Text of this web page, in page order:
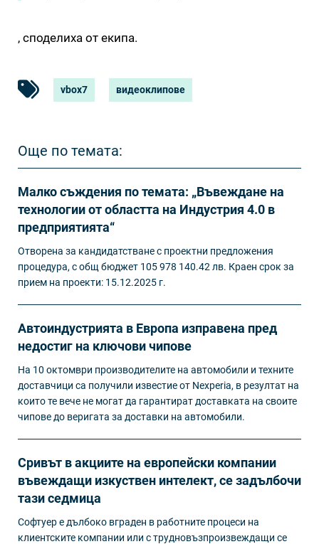
, споделиха от екипа.
vbox7 видеоклипове
Още по темата:
Малко съждения по темата: „Въвеждане на
технологии от областта на Индустрия 4.0 в
предприятията“
Отворена за кандидатстване с проектни предложения
процедура, с общ бюджет 105 978 140.42 лв. Краен срок за
прием на проекти: 15.12.2025 г.
Автоиндустрията в Европа изправена пред
недостиг на ключови чипове
На 10 октомври производителите на автомобили и техните
доставчици са получили известие от Nexperia, в резултат на
които те вече не могат да гарантират доставката на своите
чипове до веригата за доставки на автомобили.
Сривът в акциите на европейски компании
въвеждащи изкуствен интелект, се задълбочи
тази седмица
Софтуер е дълбоко вграден в работните процеси на
клиентските компании или с трудновъзпроизвеждащи се